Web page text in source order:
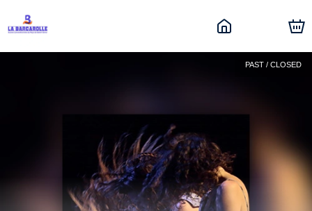
PAST / CLOSED